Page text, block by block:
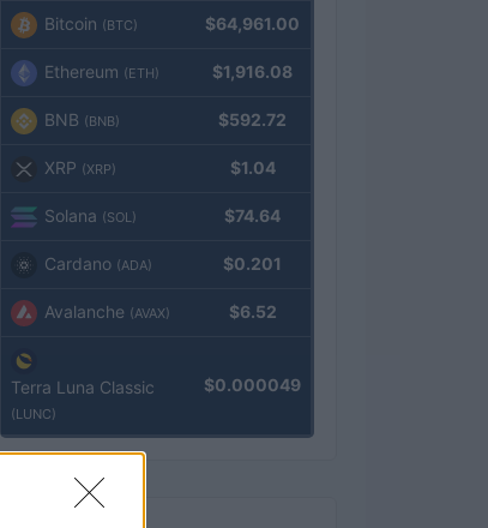
Bitcoin (BTC) $64,961.00
Ethereum (ETH) $1,916.08
BNB (BNB) $592.72
XRP (XRP) $1.04
Solana (SOL) $74.64
Cardano (ADA) $0.201
Avalanche (AVAX) $6.52
Terra Luna Classic
(LUNC)
$0.000049